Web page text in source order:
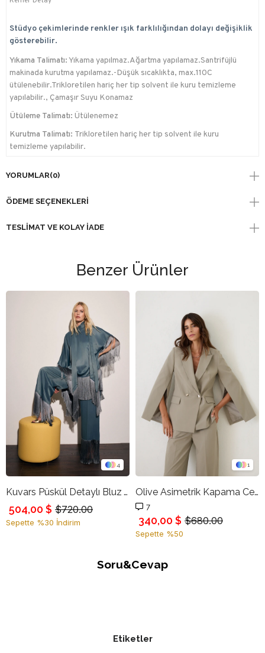
Stüdyo çekimlerinde renkler ışık farklılığından dolayı değişiklik
gösterebilir.
Yıkama Talimatı:Yıkama yapılmaz.Ağartma yapılamaz.Santrifüjlü
makinada kurutma yapılamaz.-Düşük sıcaklıkta, max.110C
ütülenebilir.Trikloretilen hariç her tip solvent ile kuru temizleme
yapılabilir., Çamaşır Suyu Konamaz
Ütüleme Talimatı: Ütülenemez
Kurutma Talimatı: Trikloretilen hariç her tip solvent ile kuru
temizleme yapılabilir.
YORUMLAR(0)
ÖDEME SEÇENEKLERI
TESLIMAT VE KOLAY İADE
Benzer Ürünler
4
Kuvars Püskül Detaylı Bluz Ve Pantolonlu Takım
$720.00
504,00 $
Sepette %30 İndirim
1
Olive Asimetrik Kapama Cep Detaylı Ceket, Bel Ve Cep Detaylı Pantolonlu Takım
7
$680.00
340,00 $
Sepette %50
Soru&Cevap
Etiketler